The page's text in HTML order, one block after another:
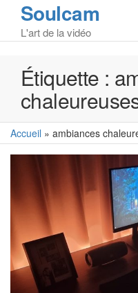
Soulcam
L'art de la vidéo
Étiquette :
Accueil » ambiances